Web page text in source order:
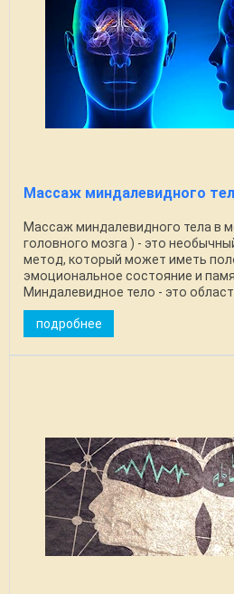
Массаж миндалевидного
Массаж миндалевидного тела в
головного мозга ) - это
метод, который может иметь
эмоциональное состояние и
Миндалевидное тело - это
подробнее